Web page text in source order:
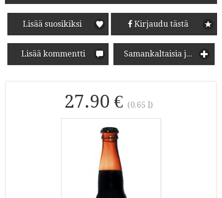
Lisää suosikiksi Kirjaudu tästä
Lisää kommentti Samankaltaisia juomia
27.90 € (0.65 l)